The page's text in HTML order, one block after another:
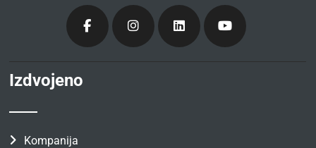
Izdvojeno
Kompanija